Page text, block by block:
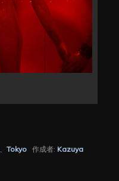
、Tokyo 作成者: Kazuya